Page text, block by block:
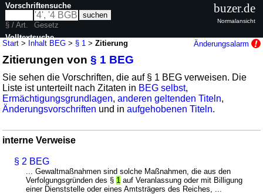
Start > Inhalt BEG > § 1 >Zitierung Änderungsalarm
Zitierungen von§ 1 BEG
Sie sehen die Vorschriften, die auf § 1 BEG verweisen. Die
Liste ist unterteilt nach Zitaten in BEG selbst,
Ermächtigungsgrundlagen,anderen geltenden Titeln,
Änderungsvorschriften und inaufgehobenen Titeln.
interne Verweise
§ 2 BEG
... Gewaltmaßnahmen sind solche Maßnahmen, die aus den
Verfolgungsgründen des § 1 auf Veranlassung oder mit Billigung
einer Dienststelle oder eines Amtsträgers des Reiches, ...
Vorschriftensuche
§ / Art.
Gesetz
Volltextsuche
nur in BEG
buzer.de
Normalansicht